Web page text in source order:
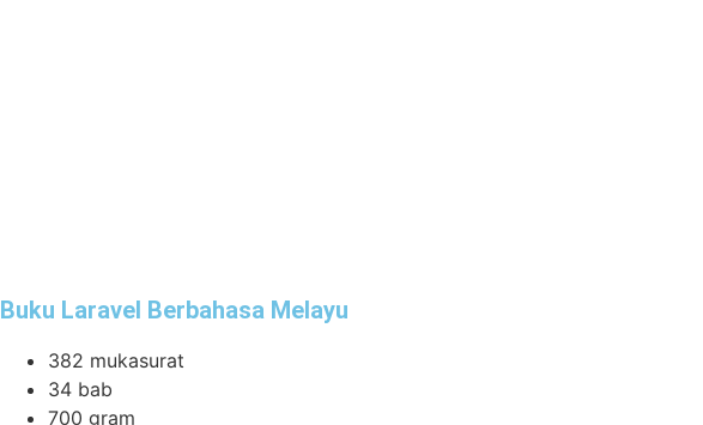
Buku Laravel Berbahasa Melayu
382 mukasurat
34 bab
700 gram